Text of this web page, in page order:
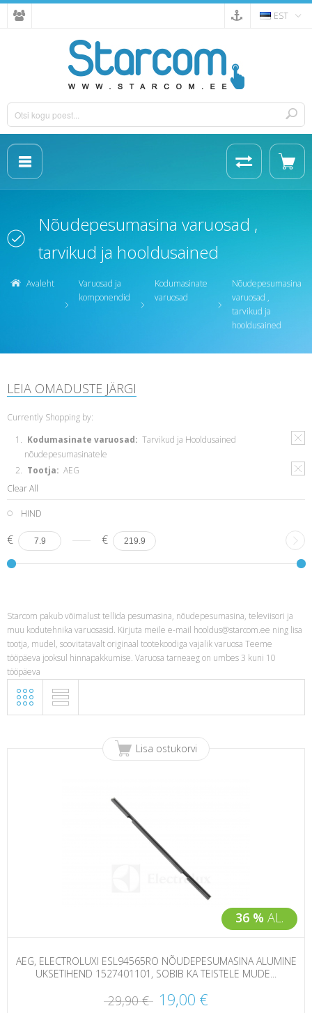
EST
Nõudepesumasina varuosad ,
tarvikud ja hooldusained
Avaleht
Varuosad ja
komponendid
Kodumasinate
varuosad
Nõudepesumasina
varuosad ,
tarvikud ja
hooldusained
LEIA OMADUSTE JÄRGI
Currently Shopping by:
Kodumasinate varuosad: Tarvikud ja Hooldusained
nõudepesumasinatele
Tootja: AEG
Clear All
HIND
€ €
Starcom pakub võimalust tellida pesumasina, nõudepesumasina, televiisori ja
muu kodutehnika varuosasid. Kirjuta meile e-mail hooldus@starcom.ee ning lisa
tootja, mudel, soovitatavalt originaal tootekoodiga vajalik varuosa Teeme
tööpäeva jooksul hinnapakkumise. Varuosa tarneaeg on umbes 3 kuni 10
tööpäeva
36 % AL.
Lisa ostukorvi
AEG, ELECTROLUXI ESL94565RO NÕUDEPESUMASINA ALUMINE
UKSETIHEND 1527401101, SOBIB KA TEISTELE MUDE...
29,90 € 19,00 €